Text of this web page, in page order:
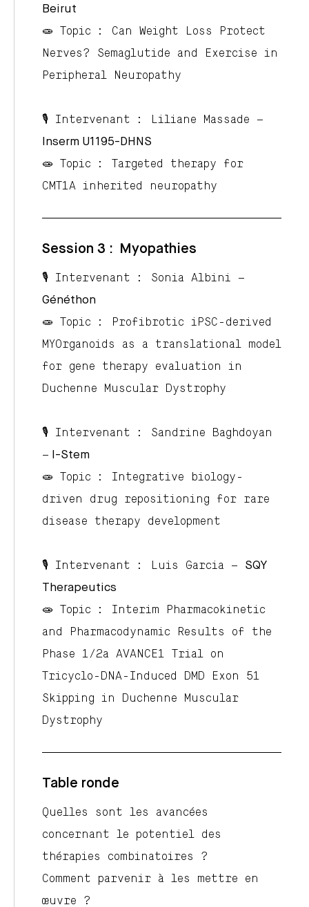
Beirut
🧫 Topic : Can Weight Loss Protect
Nerves? Semaglutide and Exercise in
Peripheral Neuropathy
🎙️ Intervenant : Liliane Massade –
Inserm U1195-DHNS
🧫 Topic : Targeted therapy for
CMT1A inherited neuropathy
Session 3 : Myopathies
🎙️ Intervenant : Sonia Albini –
Généthon
🧫 Topic : Profibrotic iPSC-derived
MYOrganoids as a translational model
for gene therapy evaluation in
Duchenne Muscular Dystrophy
🎙️ Intervenant : Sandrine Baghdoyan
– I-Stem
🧫 Topic : Integrative biology-
driven drug repositioning for rare
disease therapy development
🎙️ Intervenant : Luis Garcia – SQY
Therapeutics
🧫 Topic : Interim Pharmacokinetic
and Pharmacodynamic Results of the
Phase 1/2a AVANCE1 Trial on
Tricyclo-DNA-Induced DMD Exon 51
Skipping in Duchenne Muscular
Dystrophy
Table ronde
Quelles sont les avancées
concernant le potentiel des
thérapies combinatoires ?
Comment parvenir à les mettre en
œuvre ?